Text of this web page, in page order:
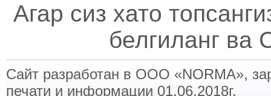
Агар сиз хато
белгиланг ва
Сайт разработан в ООО «NORMA»,
печати и информации 01.06.2018г.